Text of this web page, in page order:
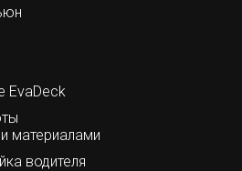
EvaDeck
материалами
водителя